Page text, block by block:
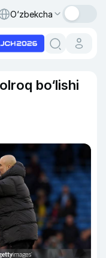
O‘zbekcha
bo‘lishi